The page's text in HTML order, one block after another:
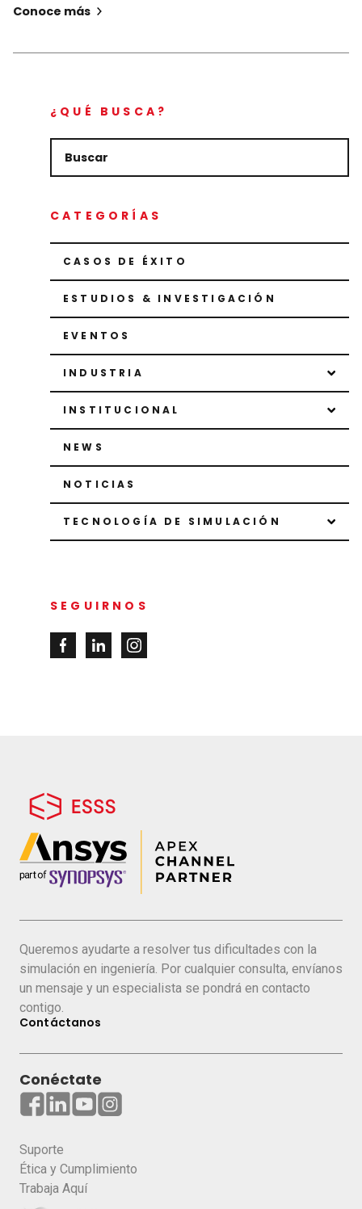
Conoce más
¿QUÉ BUSCA?
CATEGORÍAS
CASOS DE ÉXITO
ESTUDIOS & INVESTIGACIÓN
EVENTOS
INDUSTRIA
INSTITUCIONAL
NEWS
NOTICIAS
TECNOLOGÍA DE SIMULACIÓN
SEGUIRNOS
Queremos ayudarte a resolver tus dificultades con la
simulación en ingeniería. Por cualquier consulta, envíanos
un mensaje y un especialista se pondrá en contacto
contigo.
Contáctanos
Conéctate
Suporte
Ética y Cumplimiento
Trabaja Aquí